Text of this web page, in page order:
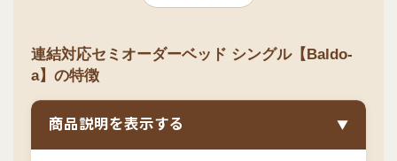
連結対応セミオーダーベッド シングル【Baldo-
a】の特徴
商品説明を表示する ▼